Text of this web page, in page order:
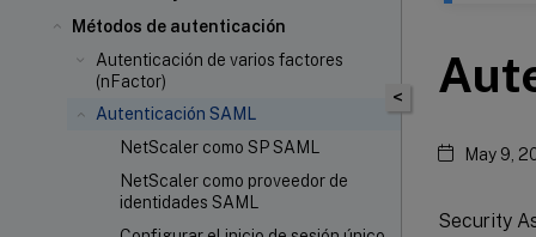
Métodos de autenticación
Autenticación de varios factores
(nFactor)
Autenticación SAML
NetScaler como SP SAML
NetScaler como proveedor de
identidades SAML
<
May 9,
Security